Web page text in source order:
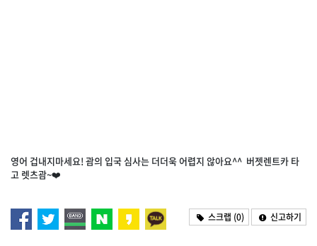
영어 겁내지마세요! 괌의 입국 심사는 더더욱 어렵지 않아요^^ 버젯렌트카 타
고 렛츠괌~❤️
스크랩 (0) 신고하기